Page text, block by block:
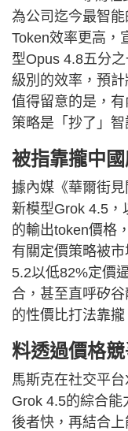
為公司迄今最智
Token效率更高，
型Opus 4.8五分
級別的效率，預
值得留意的是，
策略是「抄了」智
被指靠攏中
據內媒《華爾街
新模型Grok 4.5，
的輸出token價格
有關定價策略被
5.2以低82%定價
合，甚至直呼矽
的性價比打法靠攏
料透過價格
馬斯克在社交平
Grok 4.5的綜合
後者快，再結合